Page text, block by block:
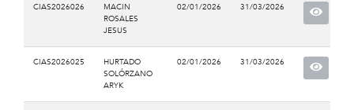
CIAS2026026
MACIN
ROSALES
JESUS
02/01/2026 31/03/2026
CIAS2026025
HURTADO
SOLÓRZANO
ARYK
02/01/2026 31/03/2026